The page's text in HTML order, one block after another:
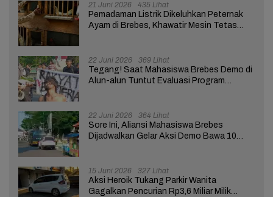
21 Juni 2026 435 Lihat
Pemadaman Listrik Dikeluhkan Peternak
Ayam di Brebes, Khawatir Mesin Tetas
22 Juni 2026 369 Lihat
Tegang! Saat Mahasiswa Brebes Demo di
Alun-alun Tuntut Evaluasi Program
22 Juni 2026 364 Lihat
Sore Ini, Aliansi Mahasiswa Brebes
Dijadwalkan Gelar Aksi Demo Bawa 10
15 Juni 2026 327 Lihat
Aksi Heroik Tukang Parkir Wanita
Gagalkan Pencurian Rp3,6 Miliar Milik